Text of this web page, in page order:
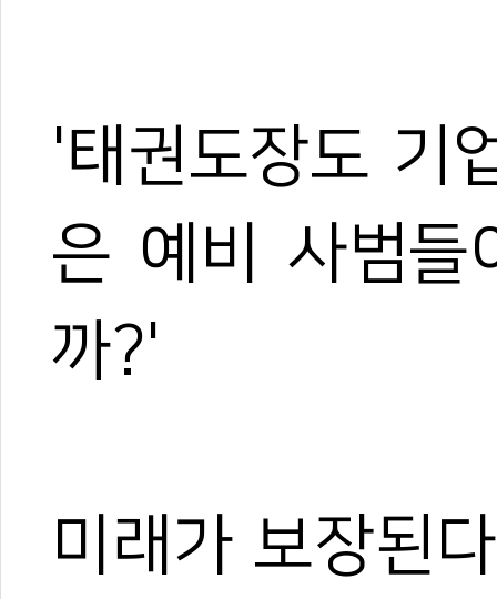
'태권도장도 기
은 예비 사범들
까?'
미래가 보장된